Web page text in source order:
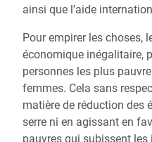
ainsi que l’aide
Pour empirer les choses,
économique inégalitaire,
personnes les plus
femmes. Cela sans
matière de réduction des
serre ni en agissant en
pauvres qui subissent